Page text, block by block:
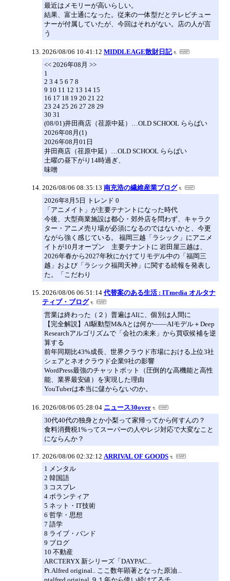
最近はメモリーが高いらしい。
結果、富士通になった。従来の一体型だとテレビチュー
ナーが付属していたが、今回はそれがない。店の人が言
う
2026/08/06 10:41:12 MIDDLEAGE散財日記
<< 2026年08月 >>
1
2 3 4 5 6 7 8
9 10 11 12 13 14 15
16 17 18 19 20 21 22
23 24 25 26 27 28 29
30 31
(08/01)井田商店（荏原中延）…OLD SCHOOL ららばい
2026年08月(1)
2026年08月01日
井田商店（荏原中延）…OLD SCHOOL ららばい
土曜の昼下がり14時過ぎ、
味噌
2026/08/06 08:35:13 南充浩の繊維産業ブログ
2026年8月5日 トレンド 0
「アニメイト」が主要テナントになった時代
今後、大型商業施設は都心・郊外店を問わず、キャラク
ター・アニメ売り場が必須になるのではないかと、今更
ながら強く感じている。 福岡三越「ラシック」にアニメ
イトが10月オープン 主要テナントに 岩田屋三越は、
2026年春から2027年秋にかけてリモデル中の「福岡三
越」および「ラシック福岡天神」に関する続報を発表し
た。「こだわり
2026/08/06 06:51:14 代替案のある生活 : ITmedia オルタナ
ティブ・ブログ
営業は終わった（２）普遍はAIに、個別は人間に
【完全解説】AI駆動型M&Aとは何か――AIモデル＋Deep
Researchアルゴリズムで「会社の未来」から買収候補を逆
算する
前年同期比43%成長、世界クラウド市場における上位3社
シェアとネオクラウド企業9社の影響
WordPress最強のチャットボット（圧倒的な高機能と高性
能、業界最安値）を実現した理由
YouTuberは本当に儲からないのか。
2026/08/06 05:28:04 ニュース30over
30代40代の独身とか小梨って家帰ってから何すんの？
食料消費税1%ってスーパーの人やレジ対応で大変なこと
にならんか？
2026/08/06 02:32:12 ARRIVAL OF GOODS
1 メンタル
2 韓国語
3 コスプレ
4 ボランティア
5 ネット・IT技術
6 哲学・思想
7 語学
8 ライブ・バンド
9 ブログ
10 不動産
ARCTERYX 新シリーズ「DAYPAC...
Pt.Alfred original.. ここ数年顕著となった原油...